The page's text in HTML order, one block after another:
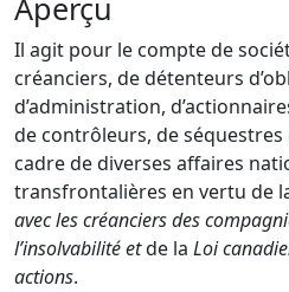
Aperçu
Il agit pour le compte de
créanciers, de détenteurs
d’administration,
de contrôleurs, de
cadre de diverses affaires
transfrontalières en vertu de
avec les créanciers des
l’insolvabilité etde la Loi
actions.